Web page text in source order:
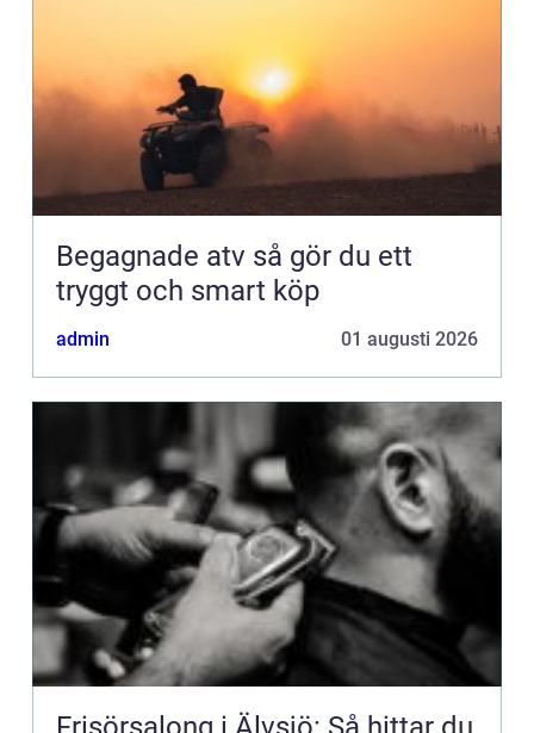
Begagnade atv så gör du ett
tryggt och smart köp
admin 01 augusti 2026